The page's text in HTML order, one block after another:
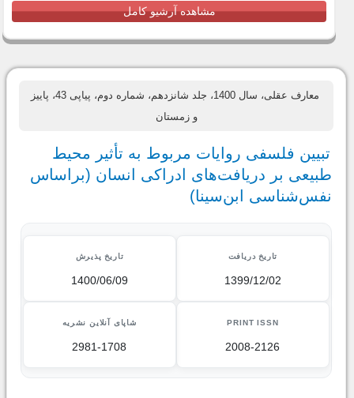
مشاهده آرشیو کامل
معارف عقلی، سال 1400، جلد شانزدهم، شماره دوم، پیاپی 43، پاییز
و زمستان
تبیین فلسفی روایات مربوط به تأثیر محیط
طبیعی بر دریافت‌های ادراکی انسان (براساس
نفس‌شناسی ابن‌سینا)
تاریخ دریافت
1399/12/02
تاریخ پذیرش
1400/06/09
PRINT ISSN
2008-2126
شاپای آنلاین نشریه
2981-1708